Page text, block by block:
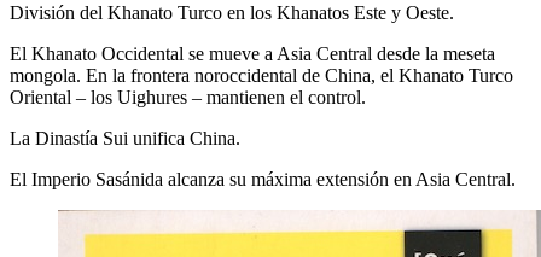
División del Khanato Turco en los Khanatos Este y Oeste.
El Khanato Occidental se mueve a Asia Central desde la meseta
mongola. En la frontera noroccidental de China, el Khanato Turco
Oriental – los Uighures – mantienen el control.
La Dinastía Sui unifica China.
El Imperio Sasánida alcanza su máxima extensión en Asia Central.